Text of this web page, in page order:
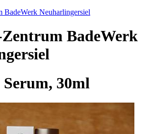
Zentrum BadeWerk
30ml